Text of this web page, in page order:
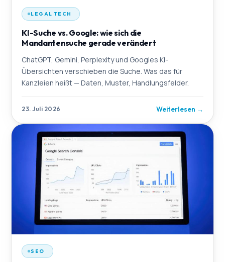
LEGAL TECH
KI-Suche vs. Google: wie sich die
Mandantensuche gerade verändert
ChatGPT, Gemini, Perplexity und Googles KI-
Übersichten verschieben die Suche. Was das für
Kanzleien heißt — Daten, Muster, Handlungsfelder.
23. Juli 2026 Weiterlesen →
SEO